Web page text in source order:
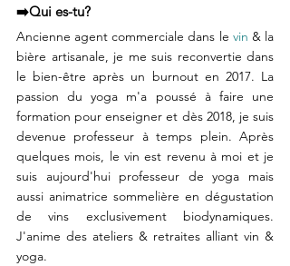
➡️Qui es-tu?⠀
Ancienne agent commerciale dans le vin & la
bière artisanale, je me suis reconvertie dans
le bien-être après un burnout en 2017. La
passion du yoga m'a poussé à faire une
formation pour enseigner et dès 2018, je suis
devenue professeur à temps plein. Après
quelques mois, le vin est revenu à moi et je
suis aujourd'hui professeur de yoga mais
aussi animatrice sommelière en dégustation
de vins exclusivement biodynamiques.
J'anime des ateliers & retraites alliant vin &
yoga.⠀